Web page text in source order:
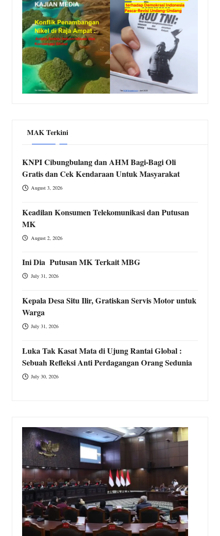
MAK Terkini
KNPI Cibungbulang dan AHM Bagi-Bagi Oli
Gratis dan Cek Kendaraan Untuk Masyarakat
August 3, 2026
Keadilan Konsumen Telekomunikasi dan Putusan
MK
August 2, 2026
Ini Dia Putusan MK Terkait MBG
July 31, 2026
Kepala Desa Situ Ilir, Gratiskan Servis Motor untuk
Warga
July 31, 2026
Luka Tak Kasat Mata di Ujung Rantai Global :
Sebuah Refleksi Anti Perdagangan Orang Sedunia
July 30, 2026